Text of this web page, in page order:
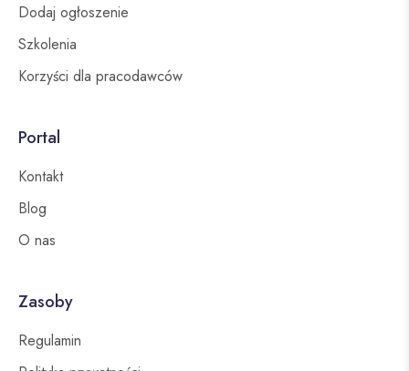
Dodaj ogłoszenie
Szkolenia
Korzyści dla pracodawców
Portal
Kontakt
Blog
O nas
Zasoby
Regulamin